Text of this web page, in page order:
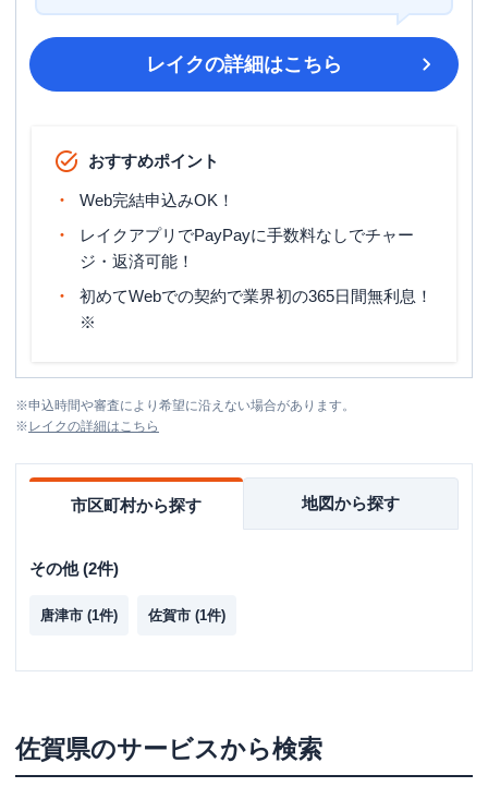
レイクの詳細はこちら
おすすめポイント
Web完結申込みOK！
レイクアプリでPayPayに手数料なしでチャー
ジ・返済可能！
初めてWebでの契約で業界初の365日間無利息！
※
※申込時間や審査により希望に沿えない場合があります。
※ レイクの詳細はこちら
市区町村から探す 地図から探す
その他(2件)
唐津市 (1件) 佐賀市 (1件)
佐賀県のサービスから検索